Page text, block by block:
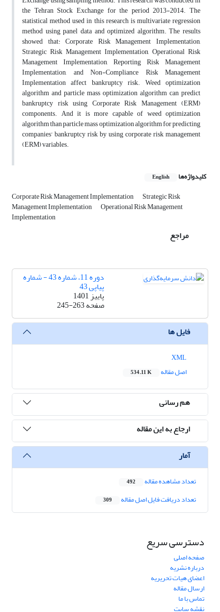
the Tehran Stock Exchange for the period 2013-2014. The
statistical method used in this research is multivariate regression
method using panel data and optimized algorithm. The results
showed that: Corporate Risk Management Implementation,
Strategic Risk Management Implementation, Operational Risk
Management Implementation, Reporting Risk Management
Implementation, and Non-Compliance Risk Management
Implementation affect bankruptcy risk. Weed optimization
algorithm and particle mass optimization algorithm can predict
bankruptcy risk using Corporate Risk Management (ERM)
components. And it is more capable of weed optimization
algorithm than particle mass optimization algorithm for predicting
companies' bankruptcy risk by using corporate risk management
(ERM) variables.
کلیدواژه‌ها English
Corporate Risk Management Implementation Strategic Risk
Management Implementation Operational Risk Management
Implementation
مراجع
دوره 11، شماره 43 - شماره
پیاپی 43
پاییز 1401
صفحه245-263
فایل ها
اصل مقاله
534.11 K
هم رسانی
ارجاع به این مقاله
آمار
تعداد مشاهده مقاله 492
تعداد دریافت فایل اصل مقاله 309
دسترسی سریع
صفحه اصلی
درباره نشریه
اعضای هیات تحریریه
ارسال مقاله
تماس با ما
نقشه سایت